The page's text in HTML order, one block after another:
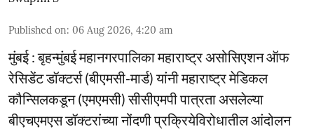
Published on: 06 Aug 2026, 4:20 am
मुंबई : बृहन्मुंबई महानगरपालिका महाराष्ट्र असोसिएशन ऑफ
रेसिडेंट डॉक्टर्स (बीएमसी-मार्ड) यांनी महाराष्ट्र मेडिकल
कौन्सिलकडून (एमएमसी) सीसीएमपी पात्रता असलेल्या
बीएचएमएस डॉक्टरांच्या नोंदणी प्रक्रियेविरोधातील आंदोलन